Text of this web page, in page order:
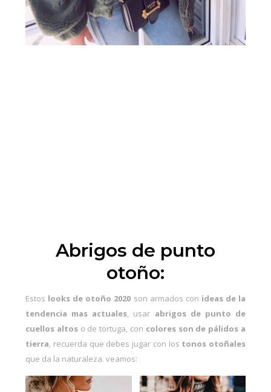
Abrigos de punto
otoño:
Estos looks de otoño 2020 son armados con ideas de la
tendencia mas actuales, usar abrigos de punto de
cuellos altoso de tortuga, con colores son de pálidos a
tierra, recuerda que debes jugar con los tonos otoñales
que da la naturaleza. veamos: